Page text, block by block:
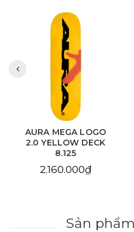
AURA MEGA LOGO
2.0 RED DECK 8.0
2.160.000₫
Sản